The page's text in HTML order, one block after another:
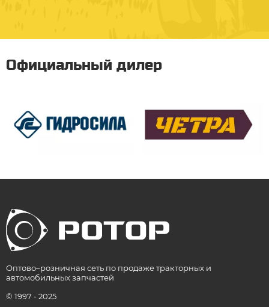
Официальный дилер
Оптово–розничная сеть по продаже тракторных и
автомобильных запчастей
© 1997 - 2025